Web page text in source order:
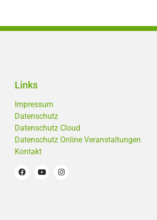
Links
Impressum
Datenschutz
Datenschutz Cloud
Datenschutz Online Veranstaltungen
Kontakt